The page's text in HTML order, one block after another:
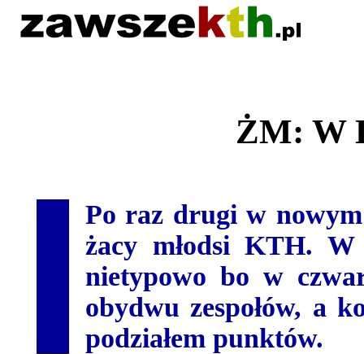
ŻM: W
Po raz drugi w
żacy młodsi KTH.
nietypowo bo w
obydwu zespołów, a
podziałem punktów.